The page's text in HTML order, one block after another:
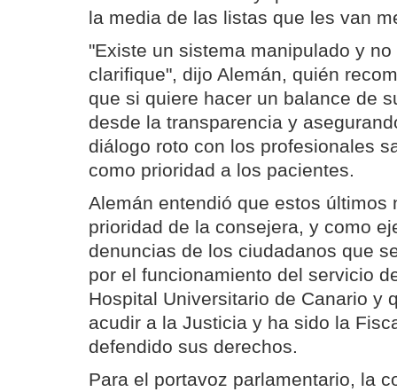
la media de las listas que les van
"Existe un sistema manipulado y
clarifique", dijo Alemán, quién
que si quiere hacer un balance de
desde la transparencia y
diálogo roto con los profesionales
como prioridad a los pacientes.
Alemán entendió que estos últimos
prioridad de la consejera, y como
denuncias de los ciudadanos que
por el funcionamiento del servicio
Hospital Universitario de Canario y
acudir a la Justicia y ha sido la
defendido sus derechos.
Para el portavoz parlamentario, la